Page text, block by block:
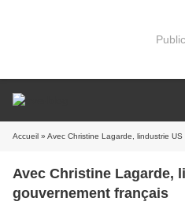
Accueil » Avec Christine Lagarde, lindustrie
Avec Christine Lagarde,
gouvernement français